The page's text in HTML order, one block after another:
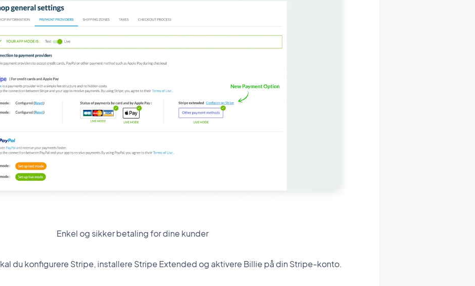
Enkel og sikker betaling for dine kunder
du konfigurere Stripe, installere Stripe Extended og aktivere Billie på din Stripe-konto.